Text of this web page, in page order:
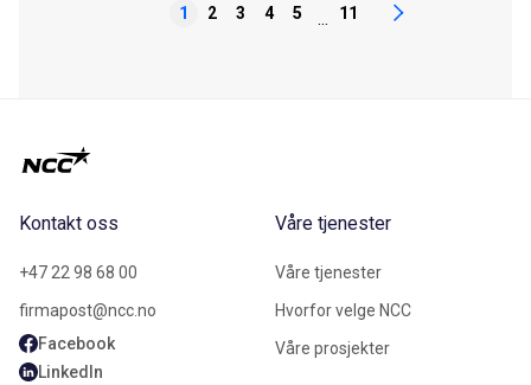
1 2 3 4 5 ... 11
Kontakt oss
+47 22 98 68 00
firmapost@ncc.no
Facebook
LinkedIn
Våre tjenester
Våre tjenester
Hvorfor velge NCC
Våre prosjekter